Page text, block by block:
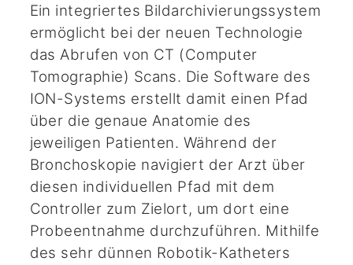
Ein integriertes Bildarchivierungssystem
ermöglicht bei der neuen Technologie
das Abrufen von CT (Computer
Tomographie) Scans. Die Software des
ION-Systems erstellt damit einen Pfad
über die genaue Anatomie des
jeweiligen Patienten. Während der
Bronchoskopie navigiert der Arzt über
diesen individuellen Pfad mit dem
Controller zum Zielort, um dort eine
Probeentnahme durchzuführen. Mithilfe
des sehr dünnen Robotik-Katheters